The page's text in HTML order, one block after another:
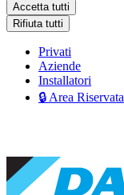
Accetta tutti
Rifiuta tutti
Privati
Aziende
Installatori
🔒 Area Riservata